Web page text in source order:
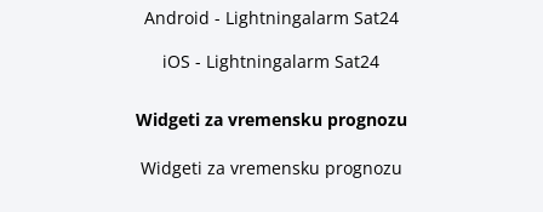
Android - Lightningalarm Sat24
iOS - Lightningalarm Sat24
Widgeti za vremensku prognozu
Widgeti za vremensku prognozu